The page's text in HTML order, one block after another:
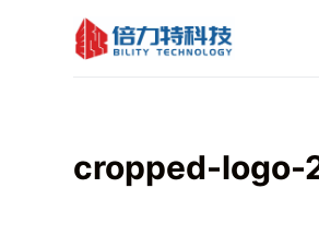
cropped-logo-